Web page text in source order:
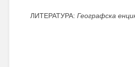
ЛИТЕРАТУРА: Географска